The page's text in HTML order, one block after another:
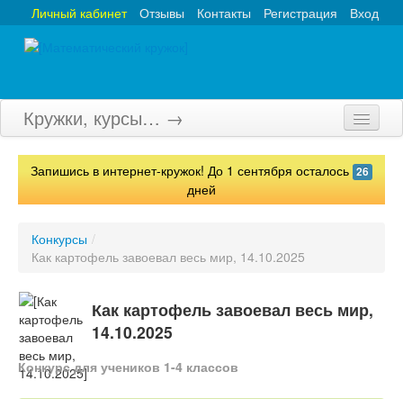
Вход
Регистрация
Контакты
Отзывы
Личный кабинет
Кружки, курсы… →
Главная
Олимпиады
Турниры
Конкурсы
Вебинары
Запишись в интернет-кружок! До 1 сентября осталось 26
дней
Конкурсы /
Как картофель завоевал весь мир, 14.10.2025
Как картофель завоевал весь мир,
14.10.2025
Конкурс для учеников 1-4 классов